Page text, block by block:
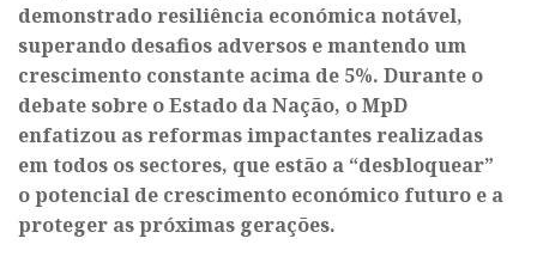
demonstrado resiliência económica notável,
superando desafios adversos e mantendo um
crescimento constante acima de 5%. Durante o
debate sobre o Estado da Nação, o MpD
enfatizou as reformas impactantes realizadas
em todos os sectores, que estão a “desbloquear”
o potencial de crescimento económico futuro e a
proteger as próximas gerações.